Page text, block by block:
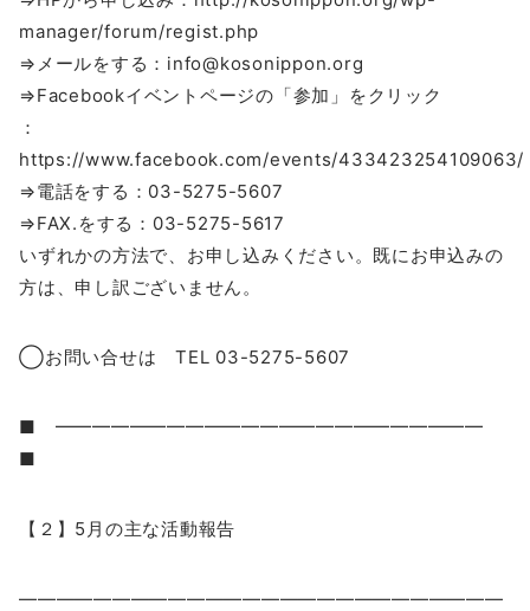
manager/forum/regist.php
⇒メールをする：info@kosonippon.org
⇒Facebookイベントページの「参加」をクリック
：
https://www.facebook.com/events/433423254109063/
⇒電話をする：03-5275-5607
⇒FAX.をする：03-5275-5617
いずれかの方法で、お申し込みください。既にお申込みの
方は、申し訳ございません。
◯お問い合せは TEL 03-5275-5607
■ ━━━━━━━━━━━━━━━━━━━━━━━
■
【２】5月の主な活動報告
——————————————————————————